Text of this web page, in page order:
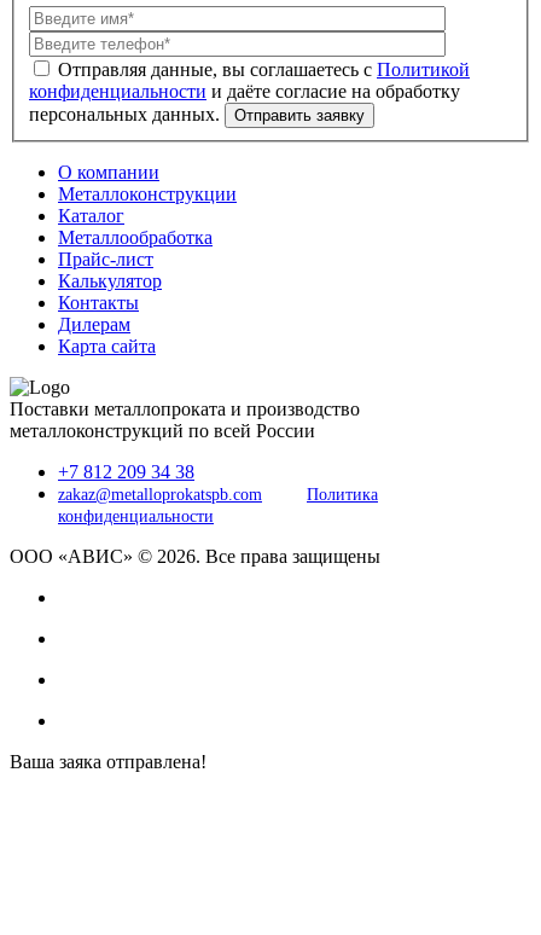
Политикой
конфиденциальности
О компании
Металлоконструкции
Каталог
Металлообработка
Прайс-лист
Калькулятор
Контакты
Дилерам
Карта сайта
Поставки металлопроката и производство
металлоконструкций по всей России
+7 812 209 34 38
zakaz@metalloprokatspb.com
Политика
конфиденциальности
ООО «АВИС» © 2026. Все права защищены
Ваша заяка отправлена!